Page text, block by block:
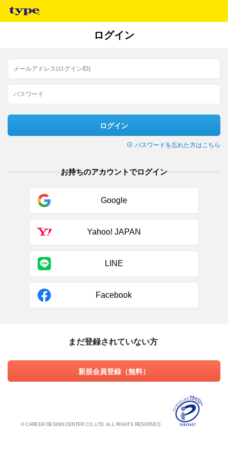
ログイン
ログイン
パスワードを忘れた方はこちら
お持ちのアカウントでログイン
Google
Yahoo! JAPAN
LINE
Facebook
まだ登録されていない方
新規会員登録（無料）
© CAREER DESIGN CENTER CO.,LTD. ALL RIGHTS RESERVED